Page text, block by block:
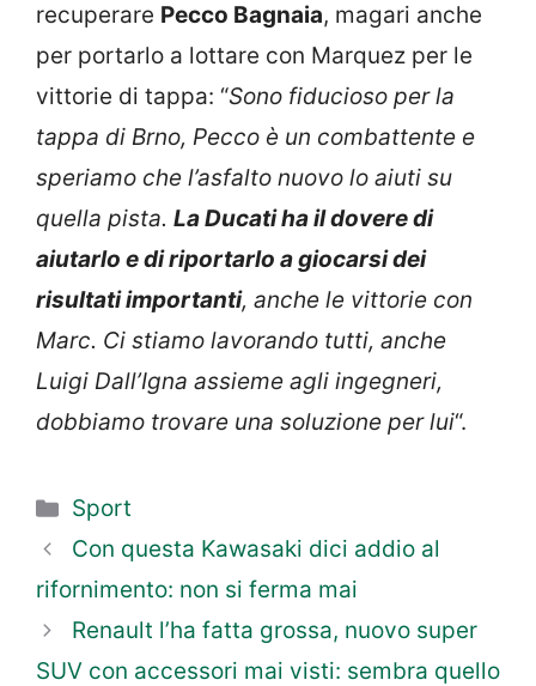
recuperare Pecco Bagnaia, magari anche
per portarlo a lottare con Marquez per le
vittorie di tappa: “Sono fiducioso per la
tappa di Brno, Pecco è un combattente e
speriamo che l’asfalto nuovo lo aiuti su
quella pista. La Ducati ha il dovere di
aiutarlo e di riportarlo a giocarsi dei
risultati importanti, anche le vittorie con
Marc. Ci stiamo lavorando tutti, anche
Luigi Dall’Igna assieme agli ingegneri,
dobbiamo trovare una soluzione per lui“.
Categorie
Sport
Con questa Kawasaki dici addio al
rifornimento: non si ferma mai
Renault l’ha fatta grossa, nuovo super
SUV con accessori mai visti: sembra quello